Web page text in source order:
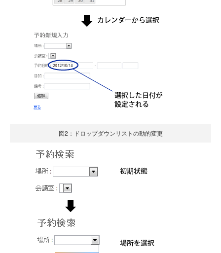
図2：ドロップダウンリストの動的変更